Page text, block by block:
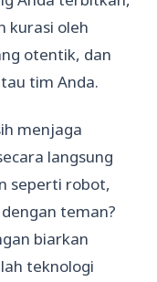
kurasi oleh
otentik, dan
tim Anda.
menjaga
langsung
seperti robot,
teman?
biarkan
teknologi